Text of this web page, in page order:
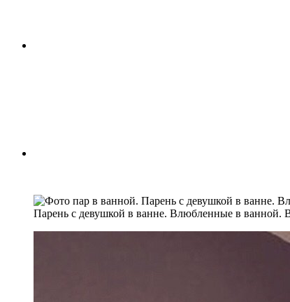
Парень с девушкой в ванне. Влюбленные в ванной.